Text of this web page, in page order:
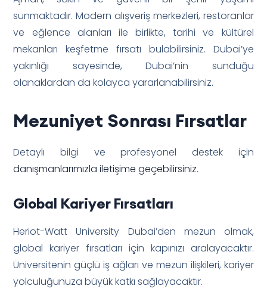
sunmaktadır. Modern alışveriş merkezleri, restoranlar
ve eğlence alanları ile birlikte, tarihi ve kültürel
mekanları keşfetme fırsatı bulabilirsiniz. Dubai’ye
yakınlığı sayesinde, Dubai’nin sunduğu
olanaklardan da kolayca yararlanabilirsiniz.
Mezuniyet Sonrası Fırsatlar
Detaylı bilgi ve profesyonel destek için
danışmanlarımızla iletişime geçebilirsiniz.
Global Kariyer Fırsatları
Heriot-Watt University Dubai’den mezun olmak,
global kariyer fırsatları için kapınızı aralayacaktır.
Üniversitenin güçlü iş ağları ve mezun ilişkileri, kariyer
yolculuğunuza büyük katkı sağlayacaktır.